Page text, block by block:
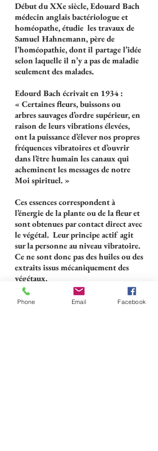
Début du XXe siècle, Edouard Bach
médecin anglais bactériologue et
homéopathe, étudie les travaux de
Samuel Hahnemann, père de
l’homéopathie, dont il partage l’idée
selon laquelle il n’y a pas de maladie
seulement des malades.
Edourd Bach écrivait en 1934 :
« Certaines fleurs, buissons ou
arbres sauvages d’ordre supérieur, en
raison de leurs vibrations élevées,
ont la puissance d’élever nos propres
fréquences vibratoires et d’ouvrir
dans l’être humain les canaux qui
acheminent les messages de notre
Moi spirituel. »
Ces essences correspondent à
l’énergie de la plante ou de la fleur et
sont obtenues par contact direct avec
le végétal. Leur principe actif agit
sur la personne au niveau vibratoire.
Ce ne sont donc pas des huiles ou des
extraits issus mécaniquement des
végétaux.
C’est au niveau de nos perturbations
Phone Email Facebook